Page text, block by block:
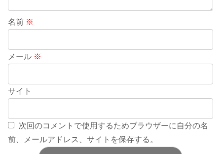
名前 ※
メール ※
サイト
次回のコメントで使用するためブラウザーに自分の名
前、メールアドレス、サイトを保存する。